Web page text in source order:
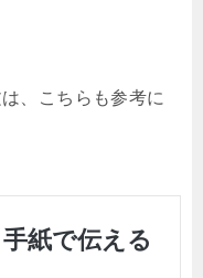
、こちらも参考に